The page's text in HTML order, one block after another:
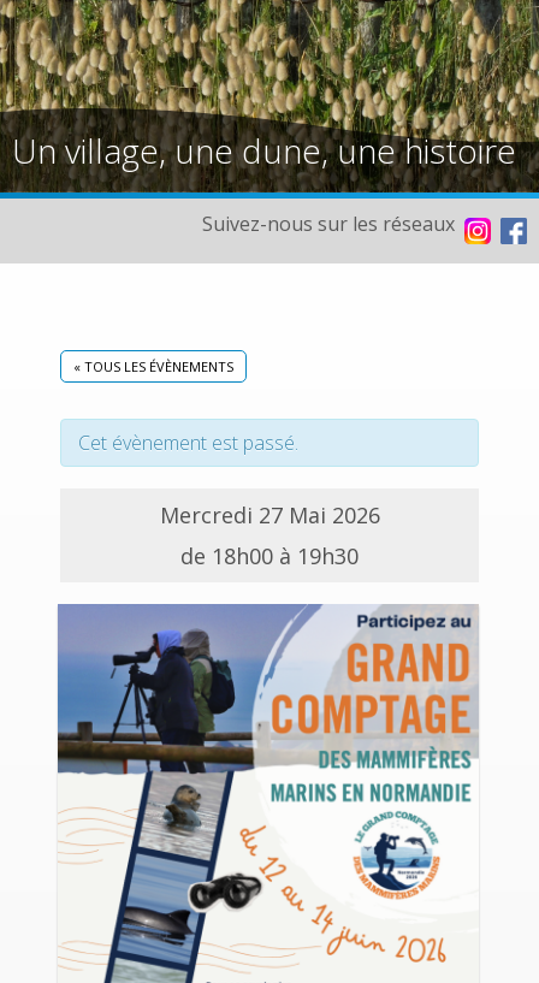
Un village, une dune, une histoire
Suivez-nous sur les réseaux
« TOUS LES ÉVÈNEMENTS
Cet évènement est passé.
Mercredi 27 Mai 2026
de 18h00 à 19h30